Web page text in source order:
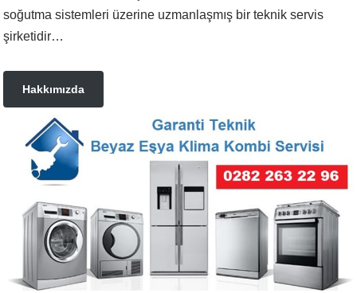
soğutma sistemleri üzerine uzmanlaşmış bir teknik servis
şirketidir…
Hakkımızda